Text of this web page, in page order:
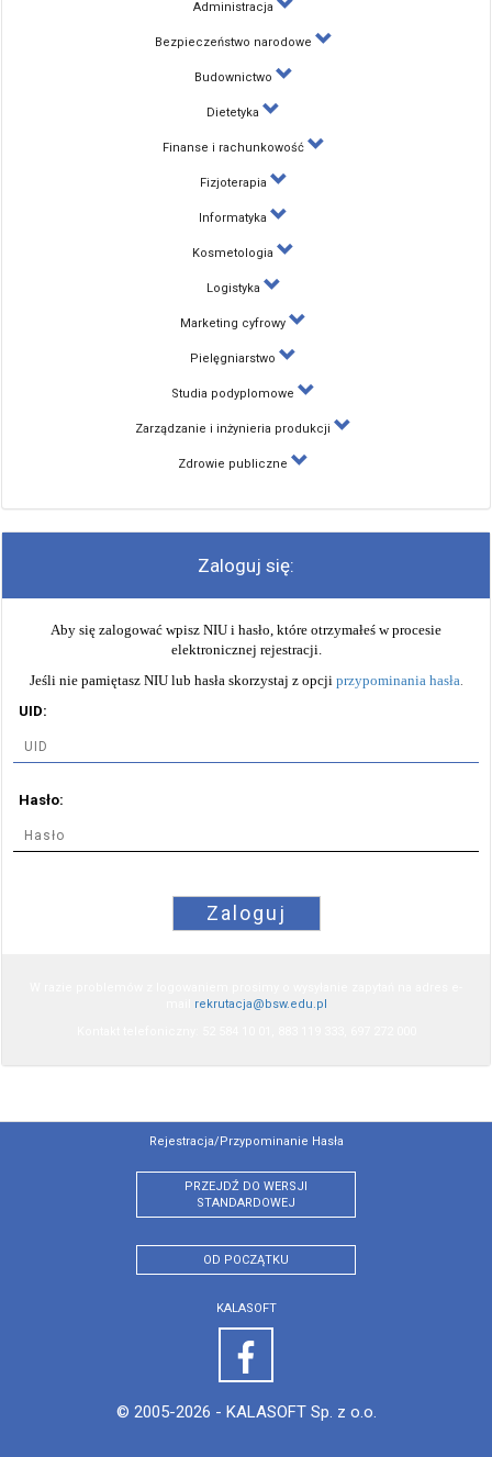
Administracja
Bezpieczeństwo narodowe
Budownictwo
Dietetyka
Finanse i rachunkowość
Fizjoterapia
Informatyka
Kosmetologia
Logistyka
Marketing cyfrowy
Pielęgniarstwo
Studia podyplomowe
Zarządzanie i inżynieria produkcji
Zdrowie publiczne
Zaloguj się:
Aby się zalogować wpisz NIU i hasło, które otrzymałeś w procesie
elektronicznej rejestracji.
Jeśli nie pamiętasz NIU lub hasła skorzystaj z opcji przypominania hasła.
UID:
Hasło:
Zaloguj
rekrutacja@bsw.edu.pl
Rejestracja/przypominanie Hasła
PRZEJDŹ DO WERSJI
STANDARDOWEJ
OD POCZĄTKU
KALASOFT
© 2005-2026 - KALASOFT Sp. z o.o.